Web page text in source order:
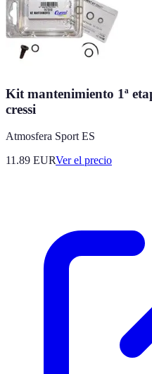
Kit mantenimiento 1ª
cressi
Atmosfera Sport ES
11.89 EURVer el precio